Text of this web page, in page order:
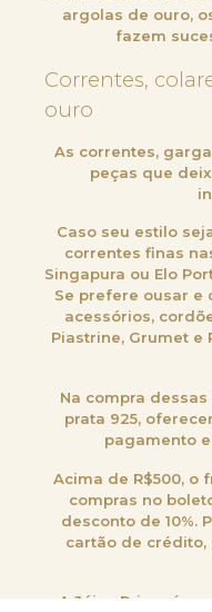
argolas de ouro,
fazem
Correntes,
ouro
As correntes,
peças que
Caso seu estilo
correntes finas
Singapura ou Elo
Se prefere ousar e
acessórios,
Piastrine, Grumet e
Na compra
prata 925,
pagamento
Acima de R$500, o
compras no
desconto de 10%.
cartão de crédito,
A Jóias Prime é